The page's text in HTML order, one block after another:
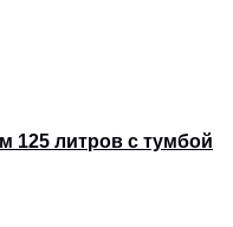
125 литров с тумбой